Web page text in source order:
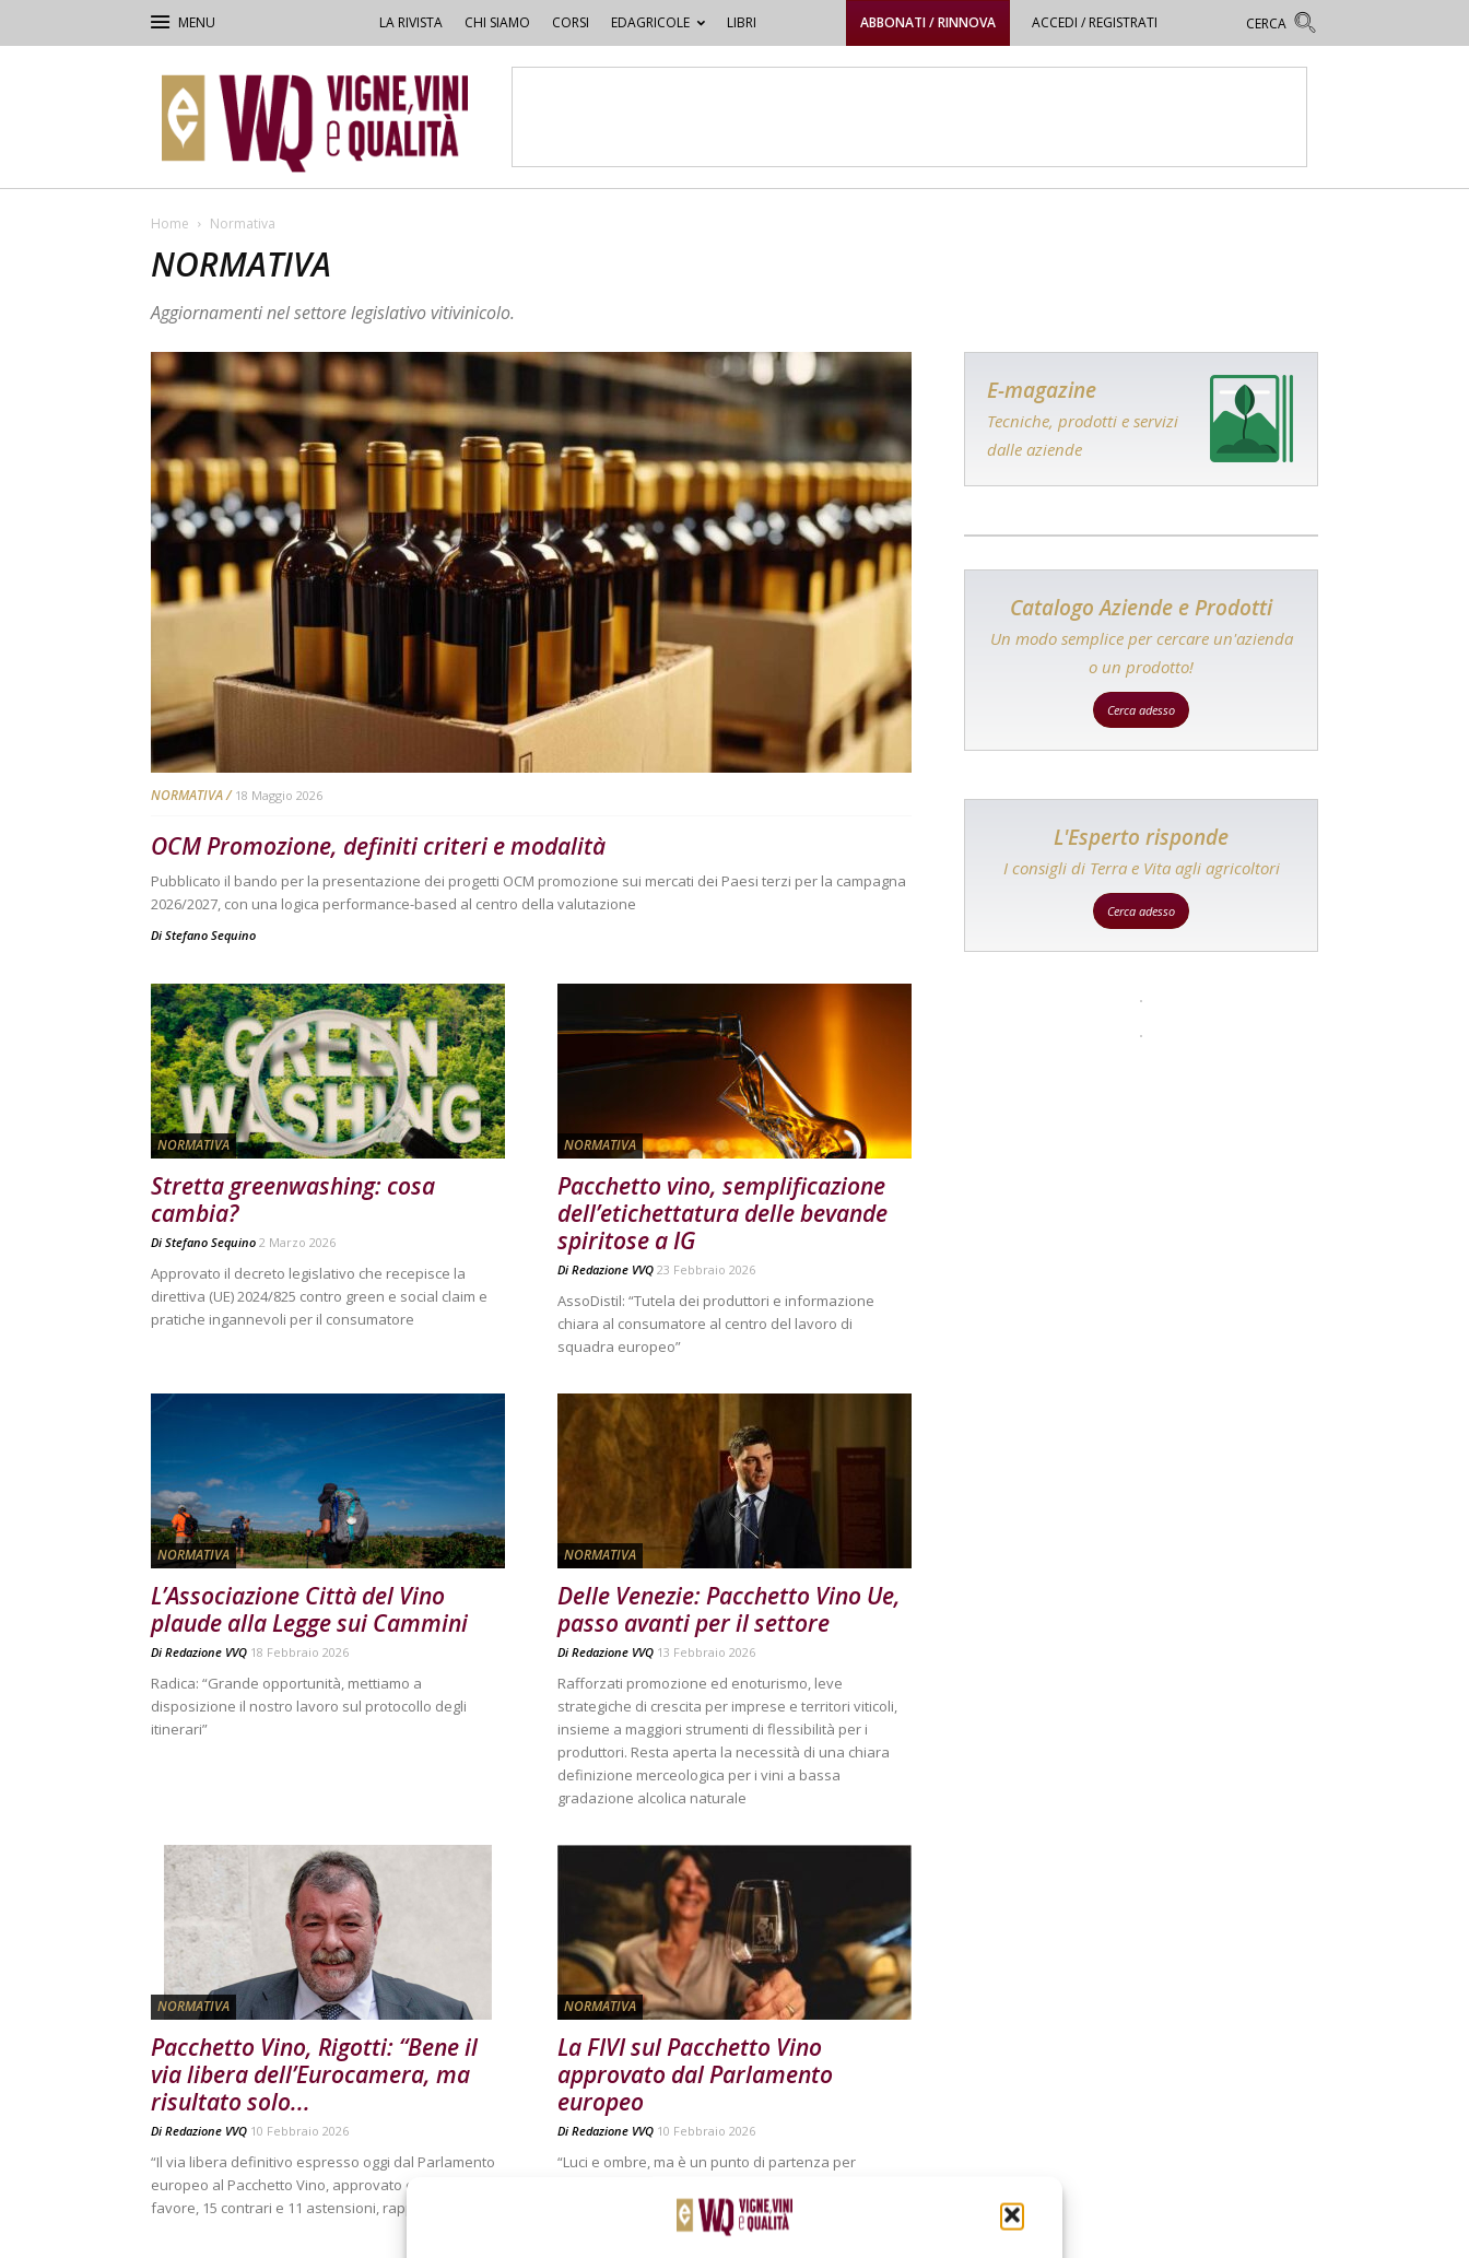
LA RIVISTA CHI SIAMO CORSI EDAGRICOLE LIBRI ABBONATI / RINNOVA ACCEDI / REGISTRATI
–
Vigne,
Vini
&
Home Normativa
NORMATIVA
Aggiornamenti nel settore legislativo vitivinicolo.
NORMATIVA 18 Maggio 2026
OCM Promozione, definiti criteri e modalità
Pubblicato il bando per la presentazione dei progetti OCM promozione sui mercati dei Paesi terzi per la campagna
2026/2027, con una logica performance-based al centro della valutazione
Di Stefano Sequino
NORMATIVA
Stretta greenwashing: cosa
cambia?
Di Stefano Sequino 2 Marzo 2026
Approvato il decreto legislativo che recepisce la
direttiva (UE) 2024/825 contro green e social claim e
pratiche ingannevoli per il consumatore
NORMATIVA
Pacchetto vino, semplificazione
dell’etichettatura delle bevande
spiritose a IG
Di Redazione VVQ 23 Febbraio 2026
AssoDistil: “Tutela dei produttori e informazione
chiara al consumatore al centro del lavoro di
squadra europeo”
NORMATIVA
L’Associazione Città del Vino
plaude alla Legge sui Cammini
Di Redazione VVQ 18 Febbraio 2026
Radica: “Grande opportunità, mettiamo a
disposizione il nostro lavoro sul protocollo degli
itinerari”
NORMATIVA
Delle Venezie: Pacchetto Vino Ue,
passo avanti per il settore
Di Redazione VVQ 13 Febbraio 2026
Rafforzati promozione ed enoturismo, leve
strategiche di crescita per imprese e territori viticoli,
insieme a maggiori strumenti di flessibilità per i
produttori. Resta aperta la necessità di una chiara
definizione merceologica per i vini a bassa
gradazione alcolica naturale
NORMATIVA
Pacchetto Vino, Rigotti: “Bene il
via libera dell’Eurocamera, ma
risultato solo...
Di Redazione VVQ 10 Febbraio 2026
“Il via libera definitivo espresso oggi dal Parlamento
europeo al Pacchetto Vino, approvato con 625 voti a
favore, 15 contrari e 11 astensioni, rappresenta...
NORMATIVA
La FIVI sul Pacchetto Vino
approvato dal Parlamento
europeo
Di Redazione VVQ 10 Febbraio 2026
“Luci e ombre, ma è un punto di partenza per
E-magazine
Tecniche, prodotti e servizi
dalle aziende
Catalogo Aziende e Prodotti
Un modo semplice per cercare un'azienda
o un prodotto!
Cerca adesso
L'Esperto risponde
I consigli di Terra e Vita agli agricoltori
Cerca adesso